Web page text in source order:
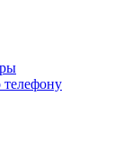
телефону